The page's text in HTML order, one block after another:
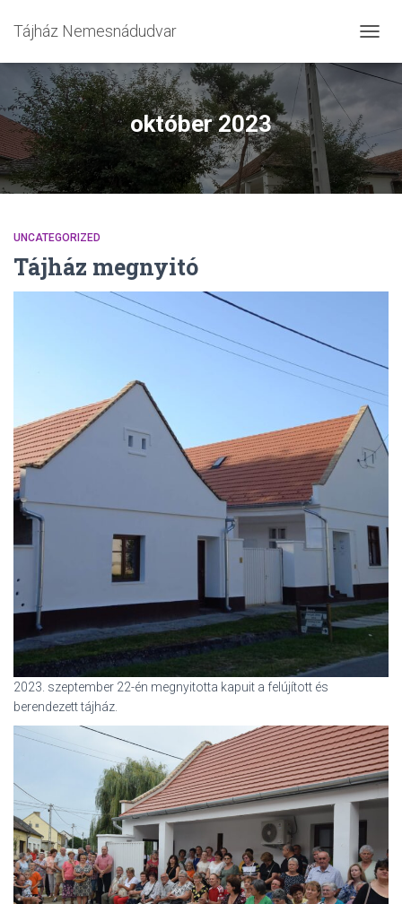
Tájház Nemesnádudvar
október 2023
UNCATEGORIZED
Tájház megnyitó
2023. szeptember 22-én megnyitotta kapuit a felújított és
berendezett tájház.